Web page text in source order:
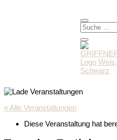
« Alle Veranstaltungen
Diese Veranstaltung hat